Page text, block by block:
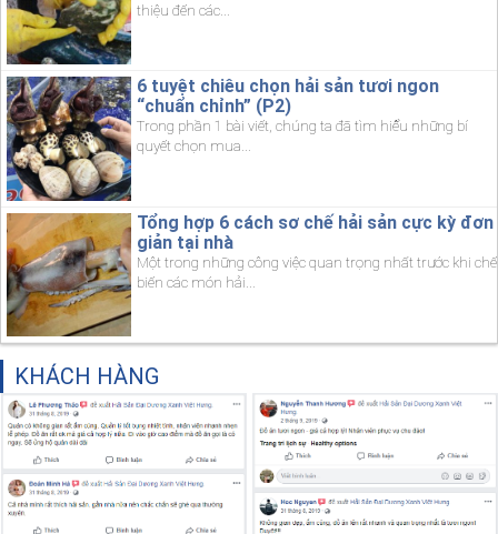
thiệu đến các...
6 tuyệt chiêu chọn hải sản tươi ngon
“chuẩn chỉnh” (P2)
Trong phần 1 bài viết, chúng ta đã tìm hiểu những bí
quyết chọn mua...
Tổng hợp 6 cách sơ chế hải sản cực kỳ đơn
giản tại nhà
Một trong những công việc quan trọng nhất trước khi chế
biến các món hải...
KHÁCH HÀNG